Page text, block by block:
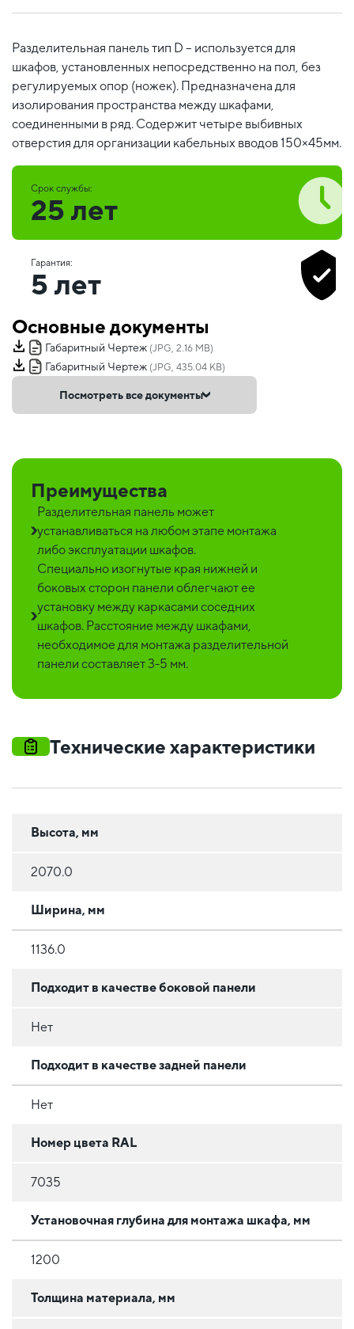
Разделительная панель тип D – используется для
шкафов, установленных непосредственно на пол, без
регулируемых опор (ножек). Предназначена для
изолирования пространства между шкафами,
соединенными в ряд. Содержит четыре выбивных
отверстия для организации кабельных вводов 150×45мм.
Срок службы:
25 лет
Гарантия:
5 лет
Основные документы
Габаритный Чертеж (JPG, 2.16 MB)
Габаритный Чертеж (JPG, 435.04 KB)
Посмотреть все документы
Преимущества
Разделительная панель может
устанавливаться на любом этапе монтажа
либо эксплуатации шкафов.
Специально изогнутые края нижней и
боковых сторон панели облегчают ее
установку между каркасами соседних
шкафов. Расстояние между шкафами,
необходимое для монтажа разделительной
панели составляет 3-5 мм.
Технические характеристики
Высота, мм
2070.0
Ширина, мм
1136.0
Подходит в качестве боковой панели
Нет
Подходит в качестве задней панели
Нет
Номер цвета RAL
7035
Установочная глубина для монтажа шкафа, мм
1200
Толщина материала, мм